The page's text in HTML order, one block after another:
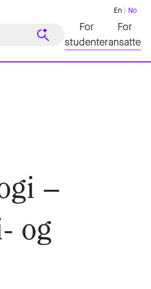
En No
For
studenter
For
ansatte
–
og